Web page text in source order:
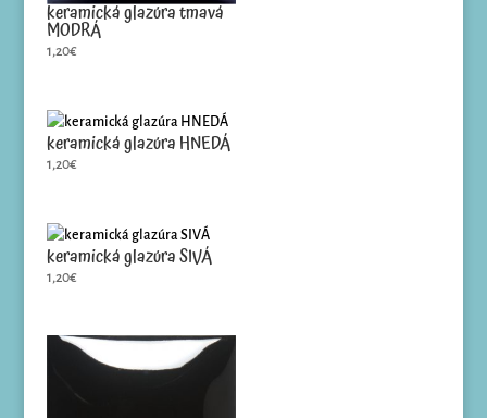
keramická glazúra tmavá
MODRÁ
1,20€
keramická glazúra HNEDÁ
1,20€
keramická glazúra SIVÁ
1,20€